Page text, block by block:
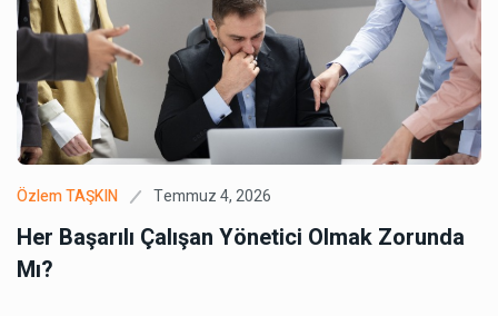
Özlem TAŞKIN Temmuz 4, 2026
Her Başarılı Çalışan Yönetici Olmak Zorunda
Mı?